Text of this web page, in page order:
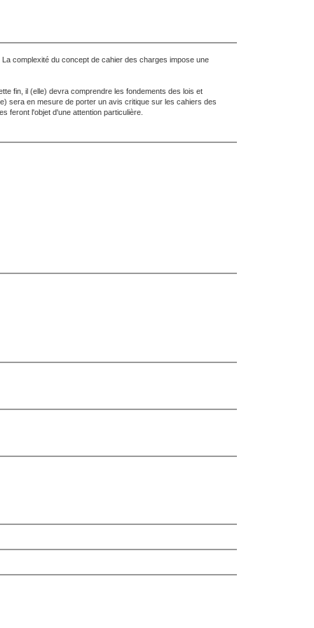
complexité du concept de cahier des charges impose une
fin, il (elle) devra comprendre les fondements des lois et
sera en mesure de porter un avis critique sur les cahiers des
feront l'objet d'une attention particulière.